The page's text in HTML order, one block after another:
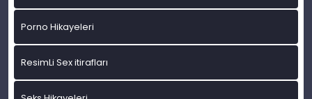
Porno Hikayeleri
ResimLi Sex itirafları